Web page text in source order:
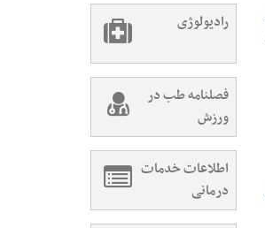
رادیولوژی
فصلنامه طب در
ورزش
اطلاعات خدمات
درمانی